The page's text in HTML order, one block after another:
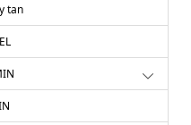
tan